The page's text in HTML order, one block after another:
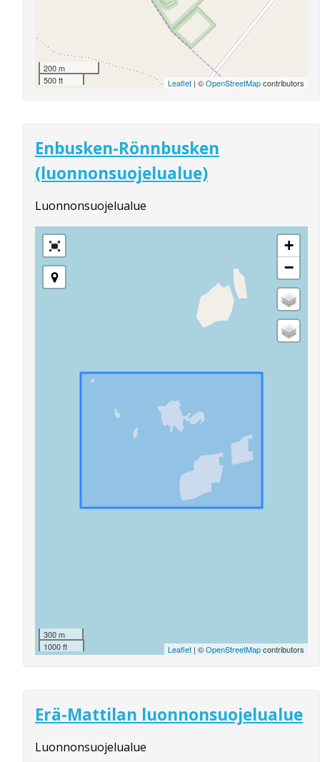
200 m
500 ft
Leaflet | ©OpenStreetMapcontributors
Enbusken-Rönnbusken
(luonnonsuojelualue)
Luonnonsuojelualue
+
−
300 m
1000 ft
Leaflet | ©OpenStreetMapcontributors
Erä-Mattilan luonnonsuojelualue
Luonnonsuojelualue